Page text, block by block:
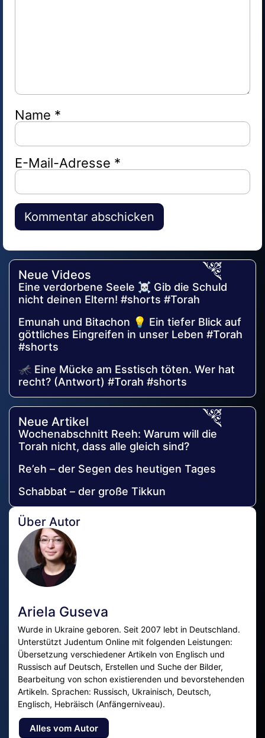
Name *
E-Mail-Adresse *
Alternative:
Neue Videos
Eine verdorbene Seele ☠️ Gib die Schuld
nicht deinen Eltern! #shorts #Torah
Emunah und Bitachon 💡 Ein tiefer Blick auf
göttliches Eingreifen in unser Leben #Torah
#shorts
🦟 Eine Mücke am Esstisch töten. Wer hat
recht? (Antwort) #Torah #shorts
Neue Artikel
Wochenabschnitt Reeh: Warum will die
Torah nicht, dass alle gleich sind?
Re’eh – der Segen des heutigen Tages
Schabbat – der große Tikkun
Über Autor
Ariela Guseva
Wurde in Ukraine geboren. Seit 2007 lebt in Deutschland.
Unterstützt Judentum Online mit folgenden Leistungen:
Übersetzung verschiedener Artikeln von Englisch und
Russisch auf Deutsch, Erstellen und Suche der Bilder,
Bearbeitung von schon existierenden und bevorstehenden
Artikeln. Sprachen: Russisch, Ukrainisch, Deutsch,
Englisch, Hebräisch (Anfängerniveau).
Alles vom Autor